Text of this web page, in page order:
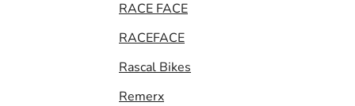
RACE FACE
RACEFACE
Rascal Bikes
Remerx